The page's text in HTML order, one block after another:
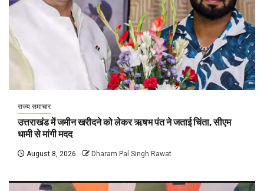
राज्य समाचार
उत्तराखंड में जमीन खरीदने को लेकर ऋषभ पंत ने जताई चिंता, सीएम
धामी से मांगी मदद
August 8, 2026 Dharam Pal Singh Rawat